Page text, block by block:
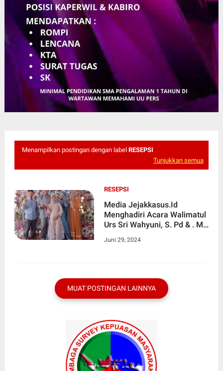
Menampilkan postingan dengan label RESEPSI
Tunjukkan semua
RESEPSI
Media Jejakkasus.Id
Menghadiri Acara Walimatul
Urs Sri Wahyuni, S. Pd & . M.
Juni 29, 2024
MUAT POSTINGAN LAINNYA